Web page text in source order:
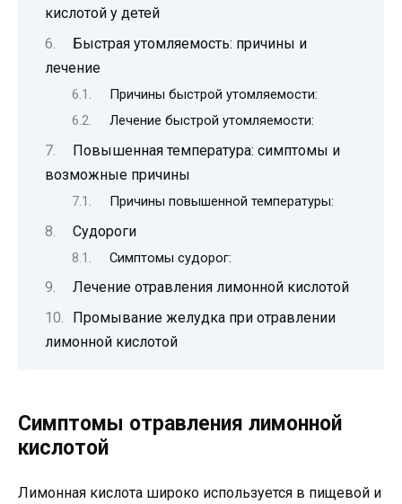
кислотой у детей
Быстрая утомляемость: причины и
лечение
Причины быстрой утомляемости:
Лечение быстрой утомляемости:
Повышенная температура: симптомы и
возможные причины
Причины повышенной температуры:
Судороги
Симптомы судорог:
Лечение отравления лимонной кислотой
Промывание желудка при отравлении
лимонной кислотой
Симптомы отравления лимонной
кислотой
Лимонная кислота широко используется в пищевой и